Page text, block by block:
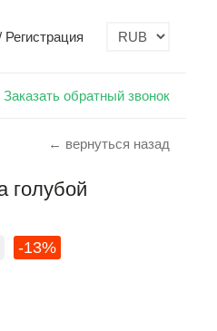
Регистрация
Заказать обратный звонок
← вернуться назад
голубой
-13%